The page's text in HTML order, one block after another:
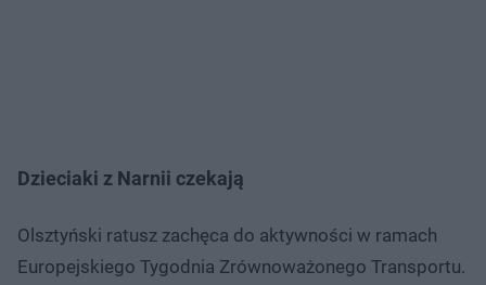
Dzieciaki z Narnii czekają
Olsztyński ratusz zachęca do aktywności w ramach
Europejskiego Tygodnia Zrównoważonego Transportu.